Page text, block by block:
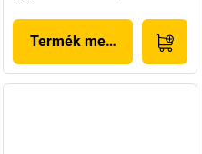
Termék megjelenítése